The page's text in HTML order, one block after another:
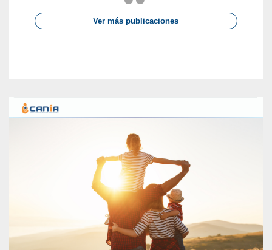
Ver más publicaciones